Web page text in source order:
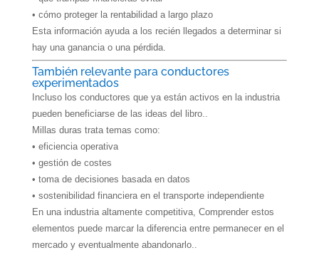
• cómo proteger la rentabilidad a largo plazo
Esta información ayuda a los recién llegados a determinar si
hay una ganancia o una pérdida.
También relevante para conductores
experimentados
Incluso los conductores que ya están activos en la industria
pueden beneficiarse de las ideas del libro..
Millas duras trata temas como:
• eficiencia operativa
• gestión de costes
• toma de decisiones basada en datos
• sostenibilidad financiera en el transporte independiente
En una industria altamente competitiva, Comprender estos
elementos puede marcar la diferencia entre permanecer en el
mercado y eventualmente abandonarlo..